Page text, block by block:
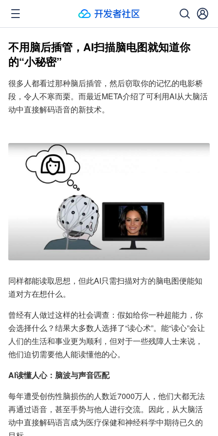
不用脑后插管，AI扫描脑电图就知道你
的“小秘密”
很多人都看过那种脑后插管，然后窃取你的记忆的电影桥
段，令人不寒而栗。而最近META介绍了可利用AI从大脑活
动中直接解码语音的新技术。
同样都能读取思想，但此AI只需扫描对方的脑电图便能知
道对方在想什么。
曾经有人做过这样的社会调查：假如给你一种超能力，你
会选择什么？结果大多数人选择了“读心术”。能“读心”会让
人们的生活和事业更为顺利，但对于一些残障人士来说，
他们迫切需要他人能读懂他的心。
AI读懂人心：脑波与声音匹配
每年遭受创伤性脑损伤的人数近7000万人，他们大都无法
再通过语音，甚至手势与他人进行交流。因此，从大脑活
动中直接解码语言成为医疗保健和神经科学中期待已久的